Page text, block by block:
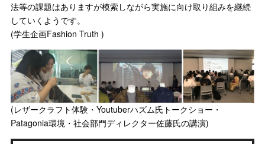
法等の課題はありますが模索しながら実施に向け取り組みを継続
していくようです。
(学生企画Fashion Truth )
(レザークラフト体験・Youtuberハズム氏トークショー・
Patagonia環境・社会部門ディレクター佐藤氏の講演)